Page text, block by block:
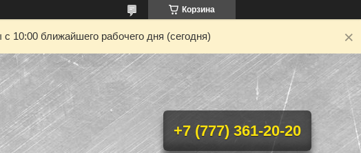
Корзина
10:00 ближайшего рабочего дня (сегодня)
+7 (777) 361-20-20